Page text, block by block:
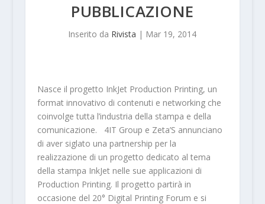
PUBBLICAZIONE
Inserito da Rivista | Mar 19, 2014
Nasce il progetto InkJet Production Printing, un
format innovativo di contenuti e networking che
coinvolge tutta l’industria della stampa e della
comunicazione. 4IT Group e Zeta’S annunciano
di aver siglato una partnership per la
realizzazione di un progetto dedicato al tema
della stampa InkJet nelle sue applicazioni di
Production Printing. Il progetto partirà in
occasione del 20° Digital Printing Forum e si